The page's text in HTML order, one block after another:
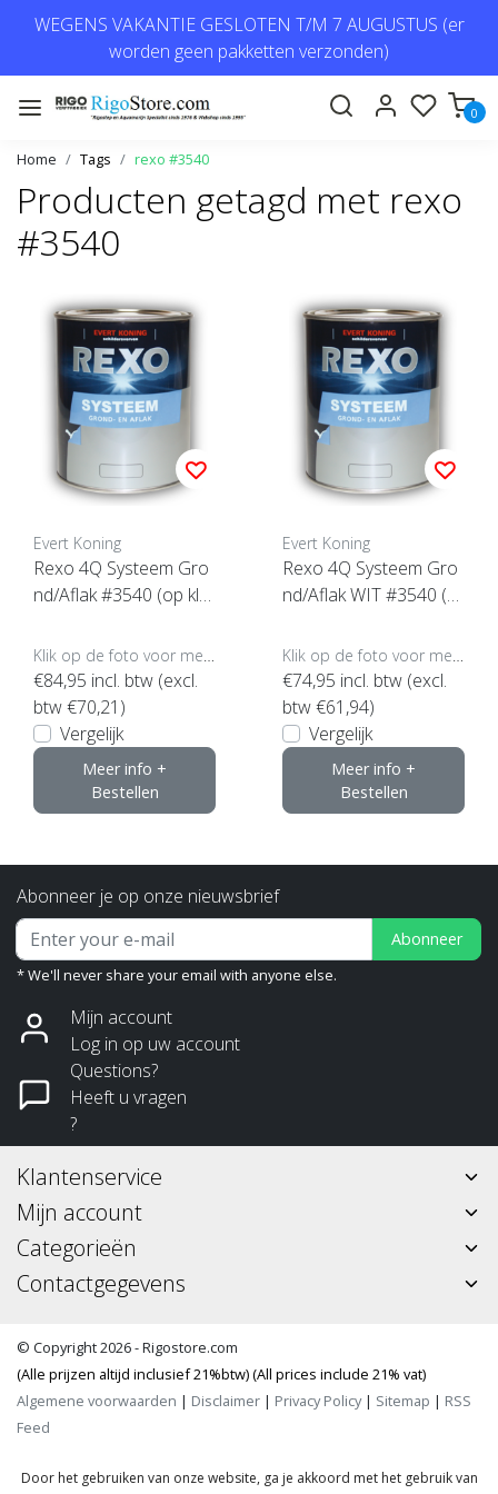
WEGENS VAKANTIE GESLOTEN T/M 7 AUGUSTUS (er
worden geen pakketten verzonden)
0
Home Tags rexo #3540
Producten getagd met rexo
#3540
Evert Koning
Rexo 4Q Systeem Gro
nd/Aflak #3540 (op kle
€84,95 incl. btw (excl.
btw €70,21)
Vergelijk
Meer info +
Bestellen
Evert Koning
Rexo 4Q Systeem Gro
nd/Aflak WIT #3540 (kli
€74,95 incl. btw (excl.
btw €61,94)
Vergelijk
Meer info +
Bestellen
Abonneer je op onze nieuwsbrief
Abonneer
* We'll never share your email with anyone else.
Mijn account
Log in op uw account
Questions?
Heeft u vragen
?
Klantenservice
Mijn account
Categorieën
Contactgegevens
© Copyright 2026 - Rigostore.com
(Alle prijzen altijd inclusief 21%btw) (All prices include 21% vat)
Algemene voorwaarden | Disclaimer | Privacy Policy| Sitemap | RSS
Feed
Door het gebruiken van onze website, ga je akkoord met het gebruik van